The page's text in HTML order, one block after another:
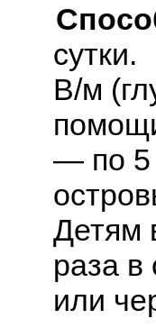
сутки.
В/м
— по 5
Детям
раза
или